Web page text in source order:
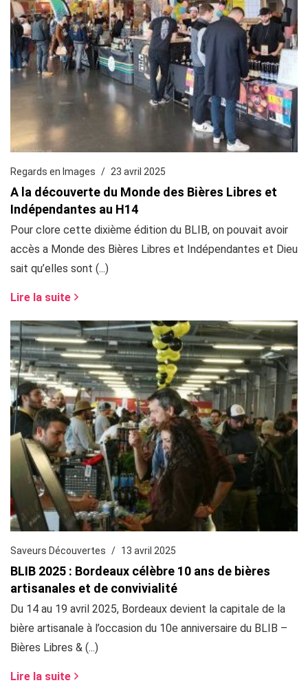
Regards en Images 23 avril 2025
A la découverte du Monde des Bières Libres et
Indépendantes au H14
Pour clore cette dixième édition du BLIB, on pouvait avoir
accès a Monde des Bières Libres et Indépendantes et Dieu
sait qu’elles sont (...)
Lire la suite
Saveurs Découvertes 13 avril 2025
BLIB 2025 : Bordeaux célèbre 10 ans de bières
artisanales et de convivialité
Du 14 au 19 avril 2025, Bordeaux devient la capitale de la
bière artisanale à l’occasion du 10e anniversaire du BLIB –
Bières Libres & (...)
Lire la suite